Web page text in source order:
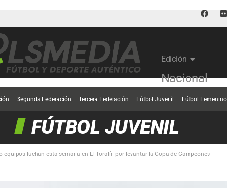
Edición
Nacional
Segunda Federación Tercera Federación Fútbol Juvenil Fútbol Femenino
FÚTBOL JUVENIL
equipos luchan esta semana en El Toralín por levantar la Copa de Campeones